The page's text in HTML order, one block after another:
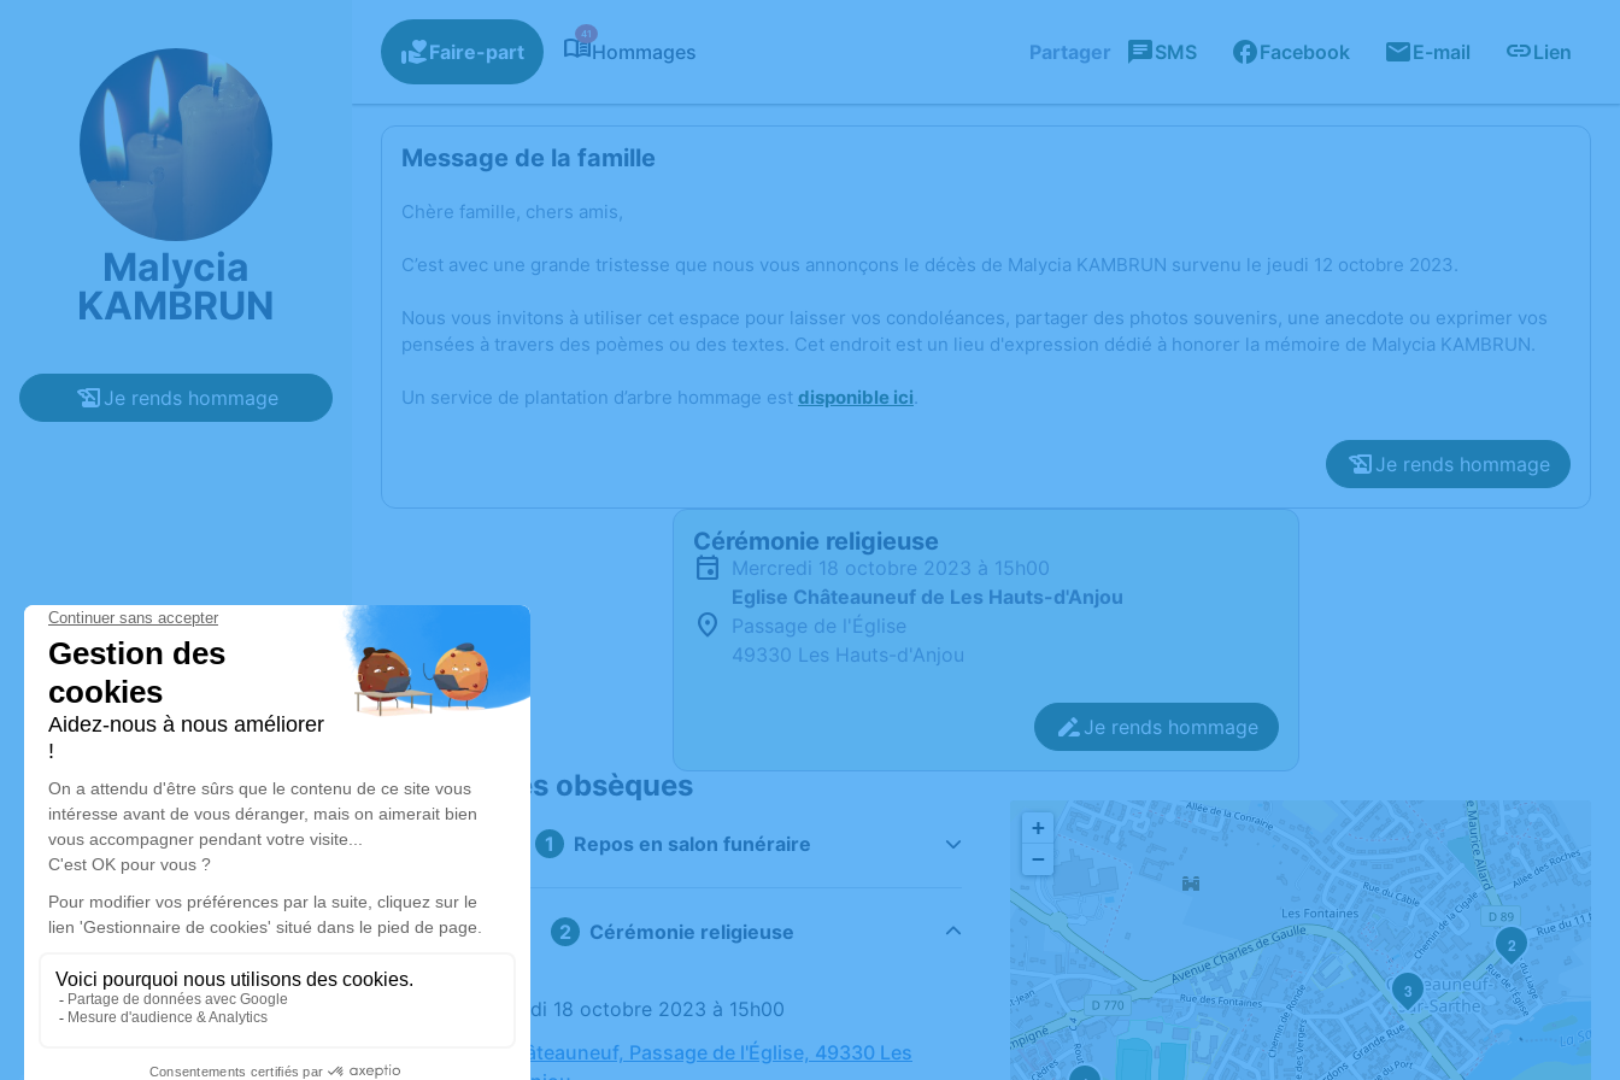
Malycia
KAMBRUN
Je rends hommage
Faire-part
41
Hommages Partager SMS Facebook E-mail Lien
Message de la famille
Chère famille, chers amis,
C’est avec une grande tristesse que nous vous annonçons le décès de Malycia KAMBRUN survenu le jeudi 12 octobre 2023.
Nous vous invitons à utiliser cet espace pour laisser vos condoléances, partager des photos souvenirs, une anecdote ou exprimer vos
pensées à travers des poèmes ou des textes. Cet endroit est un lieu d'expression dédié à honorer la mémoire de Malycia KAMBRUN.
Un service de plantation d’arbre hommage est disponible ici.
Je rends hommage
Cérémonie religieuse
mercredi 18 octobre 2023 à 15h00
Eglise Châteauneuf de Les Hauts-d'Anjou
Passage de l'Église
49330 Les Hauts-d'Anjou
Je rends hommage
Déroulé des obsèques
Repos en salon funéraire
Cérémonie religieuse
Le mercredi 18 octobre 2023 à 15h00
Eglise Châteauneuf, Passage de l'Église, 49330 Les
2
3
+
−